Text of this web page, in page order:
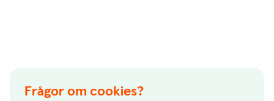
Frågor om cookies?